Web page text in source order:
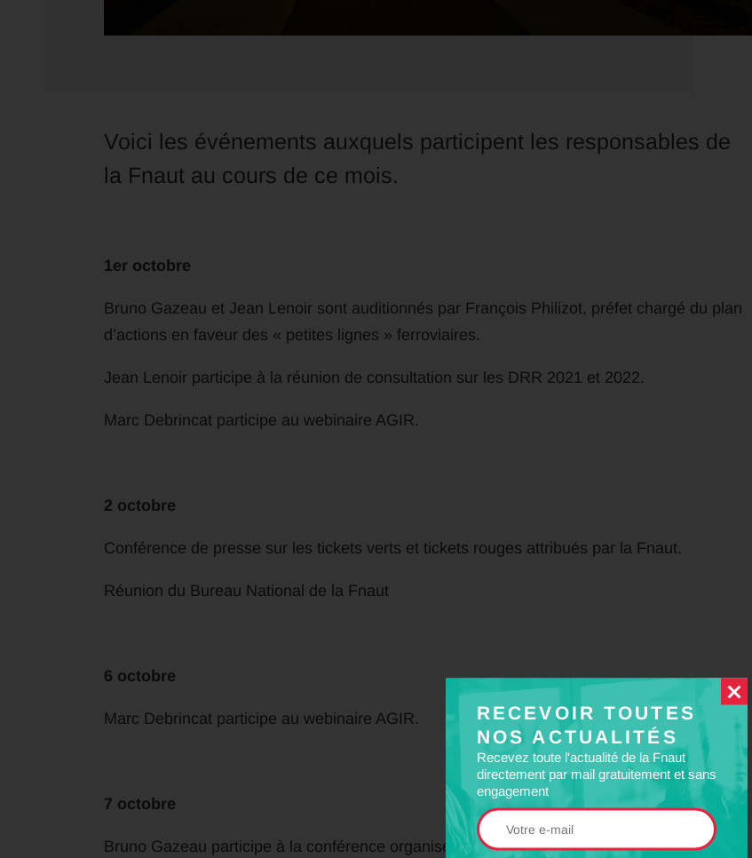
RECEVOIR TOUTES
NOS ACTUALITÉS
Recevez toute l'actualité de la Fnaut
directement par mail gratuitement et sans
engagement
Voici les événements auxquels participent les responsables de
la Fnaut au cours de ce mois.
1er octobre
Bruno Gazeau et Jean Lenoir sont auditionnés par François Philizot, préfet chargé du plan
d’actions en faveur des « petites lignes » ferroviaires.
Jean Lenoir participe à la réunion de consultation sur les DRR 2021 et 2022.
Marc Debrincat participe au webinaire AGIR.
2 octobre
Conférence de presse sur les tickets verts et tickets rouges attribués par la Fnaut.
Réunion du Bureau National de la Fnaut
6 octobre
Marc Debrincat participe au webinaire AGIR.
7 octobre
Bruno Gazeau participe à la conférence organisée par Forum Vies Mobiles sur le thème :